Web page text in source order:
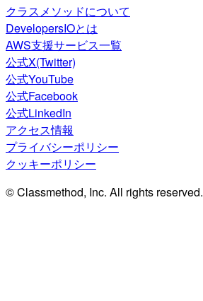
クラスメソッドについて
DevelopersIOとは
AWS支援サービス一覧
公式X(Twitter)
公式YouTube
公式Facebook
公式LinkedIn
アクセス情報
プライバシーポリシー
クッキーポリシー
© Classmethod, Inc. All rights reserved.